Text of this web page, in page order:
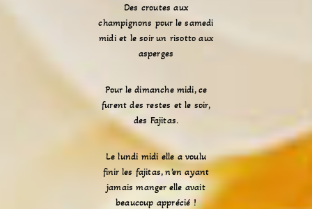
Des croutes aux
champignons pour le samedi
midi et le soir un risotto aux
asperges
Pour le dimanche midi, ce
furent des restes et le soir,
des Fajitas.
Le lundi midi elle a voulu
finir les fajitas, n’en ayant
jamais manger elle avait
beaucoup apprécié !